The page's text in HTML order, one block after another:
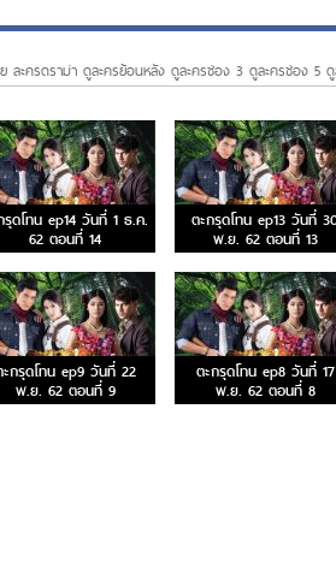
ละครดราม่า ดูละครย้อนหลัง ดูละครช่อง 3 ดูละครช่อง 5
รุดโทน ep14 วันที่ 1 ธ.ค.
62 ตอนที่ 14
ตะกรุดโทน ep13 วันที่
พ.ย. 62 ตอนที่ 13
กรุดโทน ep9 วันที่ 22
พ.ย. 62 ตอนที่ 9
ตะกรุดโทน ep8 วันที่ 17
พ.ย. 62 ตอนที่ 8